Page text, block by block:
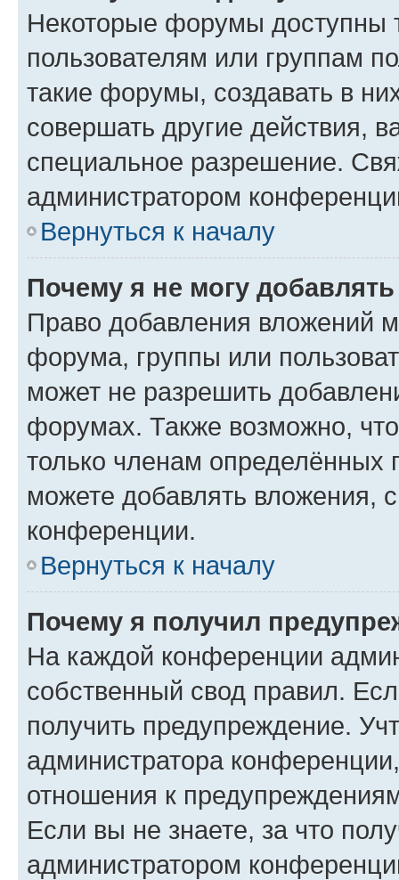
Некоторые форумы доступны
пользователям или группам
такие форумы, создавать в
совершать другие действия,
специальное разрешение.
администратором
Вернуться к началу
Почему я не могу
Право добавления вложений
форума, группы или
может не разрешить
форумах. Также возможно,
только членам определённых
можете добавлять вложения,
конференции.
Вернуться к началу
Почему я получил
На каждой конференции
собственный свод правил.
получить предупреждение.
администратора
отношения к
Если вы не знаете, за что
администратором